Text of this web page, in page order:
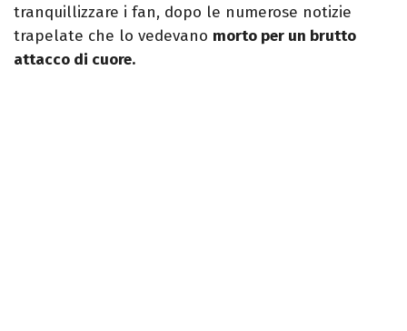
tranquillizzare i fan, dopo le numerose notizie
trapelate che lo vedevano morto per un brutto
attacco di cuore.